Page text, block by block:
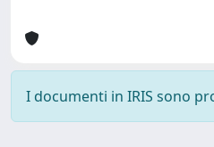
I documenti in IRIS sono